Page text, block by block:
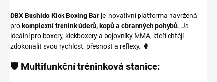
DBX Bushido Kick Boxing Bar je inovativní platforma navržená
pro komplexní trénink úderů, kopů a obranných pohybů. Je
ideální pro boxery, kickboxery a bojovníky MMA, kteří chtějí
zdokonalit svou rychlost, přesnost a reflexy. 🥊
🛡 Multifunkční tréninková stanice: